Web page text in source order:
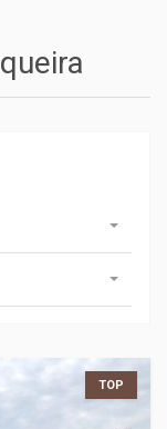
TOP